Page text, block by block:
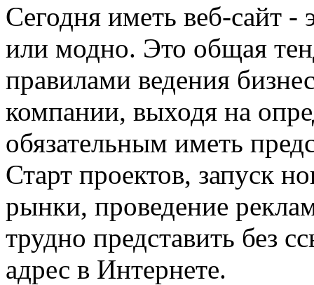
Сегодня иметь веб-сайт
или модно. Это общая
правилами ведения
компании, выходя на
обязательным иметь
Старт проектов, запуск
рынки, проведение
трудно представить без
адрес в Интернете.